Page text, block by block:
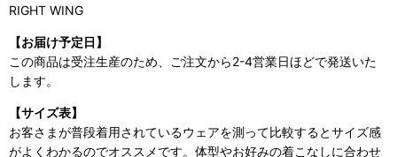
RIGHT WING
【お届け予定日】
この商品は受注生産のため、ご注文から2-4営業日ほどで発送いた
します。
【サイズ表】
お客さまが普段着用されているウェアを測って比較するとサイズ感
がよくわかるのでオススメです。体型やお好みの着こなしに合わせ